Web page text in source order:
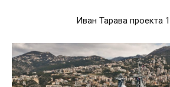
Иван Тарава проекта